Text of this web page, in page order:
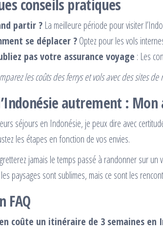
conseils pratiques
partir ? La meilleure période pour visiter
se déplacer ?Optez pour les vols
pas votre assurance voyage : Les
les coûts des ferrys et vols avec des sites
autrement : Mon
séjours en Indonésie, je peux dire avec
les étapes en fonction de vos envies.
jamais le temps passé à randonner sur
paysages sont sublimes, mais ce sont les
FAQ
coûte un itinéraire de 3 semaines en